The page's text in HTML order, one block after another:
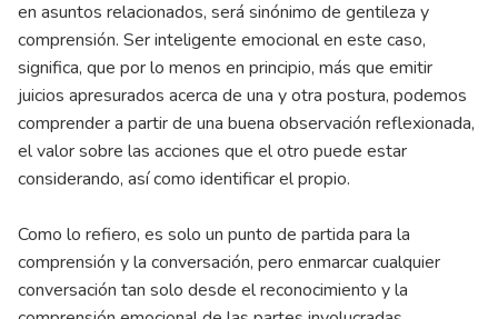
en asuntos relacionados, será sinónimo de gentileza y
comprensión. Ser inteligente emocional en este caso,
significa, que por lo menos en principio, más que emitir
juicios apresurados acerca de una y otra postura, podemos
comprender a partir de una buena observación reflexionada,
el valor sobre las acciones que el otro puede estar
considerando, así como identificar el propio.
Como lo refiero, es solo un punto de partida para la
comprensión y la conversación, pero enmarcar cualquier
conversación tan solo desde el reconocimiento y la